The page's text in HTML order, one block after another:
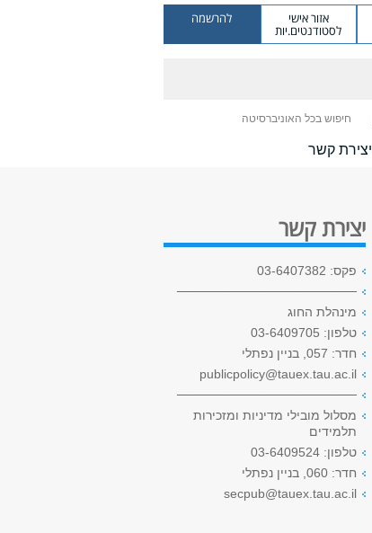
אזור אישי
לסטודנטים.יות
להרשמה
חיפוש בכל האוניברסיטה
יצירת קשר
יצירת קשר
פקס: 03-6407382
────────────────────
מינהלת החוג
טלפון: 03-6409705
חדר: 057, בניין נפתלי
publicpolicy@tauex.tau.ac.il
────────────────────
מסלול מובילי מדיניות ומזכירות
תלמידים
טלפון: 03-6409524
חדר: 060, בניין נפתלי
secpub@tauex.tau.ac.il